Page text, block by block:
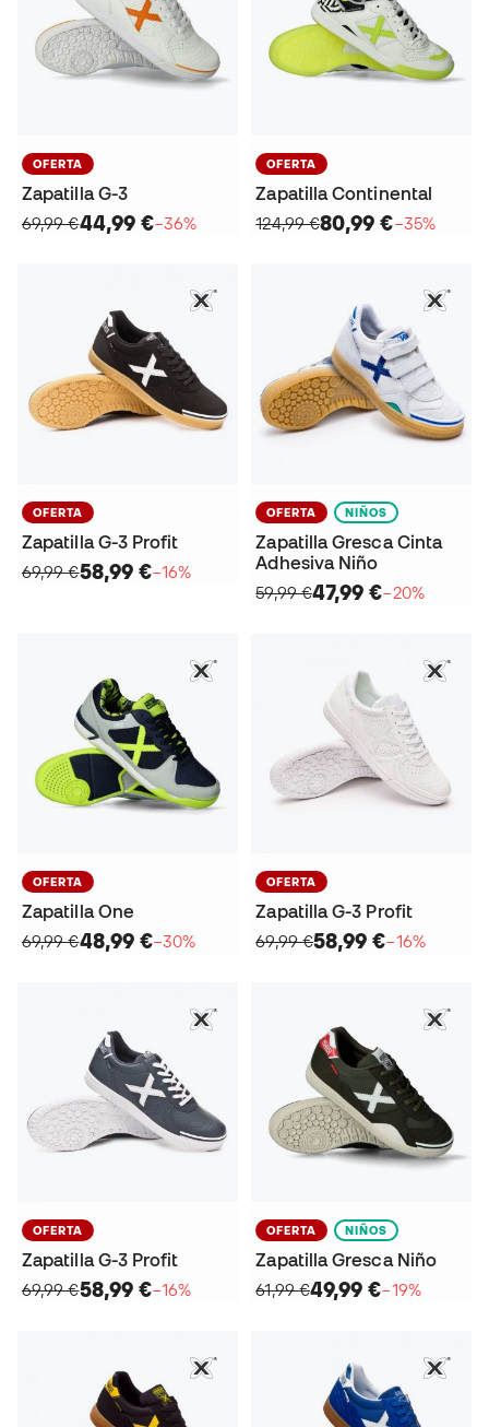
OFERTA
Zapatilla G-3
69,99 €44,99 €−36%
OFERTA
Zapatilla Continental
124,99 €80,99 €−35%
OFERTA
Zapatilla G-3 Profit
69,99 €58,99 €−16%
OFERTA NIÑOS
Zapatilla Gresca Cinta
Adhesiva Niño
59,99 €47,99 €−20%
OFERTA
Zapatilla One
69,99 €48,99 €−30%
OFERTA
Zapatilla G-3 Profit
69,99 €58,99 €−16%
OFERTA
Zapatilla G-3 Profit
69,99 €58,99 €−16%
OFERTA NIÑOS
Zapatilla Gresca Niño
61,99 €49,99 €−19%